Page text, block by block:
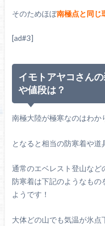
そのためほぼ南極点と同じ
[ad#3]
イモトアヤコさん
や値段は？
南極大陸が極寒なのはわか
となると相当の防寒着や道
通常のエベレスト登山など
防寒着は下記のようなも
ようです！
大体どの山でも気温が氷